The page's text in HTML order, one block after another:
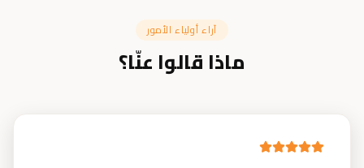
آراء أولياء الأمور
ماذا قالوا عنّا؟